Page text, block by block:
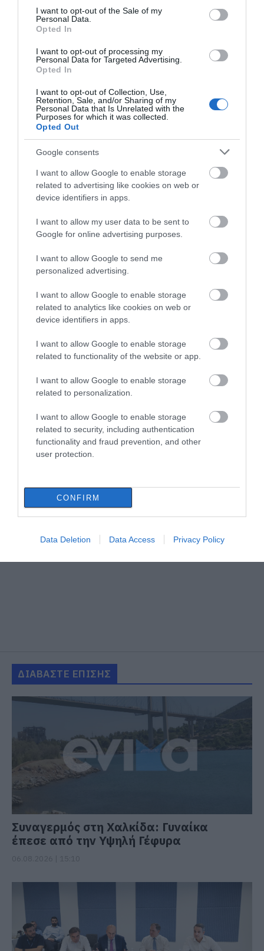
consent section.
I want to opt-out of the Sale of my
Personal Data.
Opted In
I want to opt-out of processing my
Personal Data for Targeted Advertising.
Opted In
I want to opt-out of Collection, Use,
Retention, Sale, and/or Sharing of my
Personal Data that Is Unrelated with the
Purposes for which it was collected.
Opted Out
Google consents
I want to allow Google to enable storage
related to advertising like cookies on web or
device identifiers in apps.
I want to allow my user data to be sent to
Google for online advertising purposes.
I want to allow Google to send me
personalized advertising.
I want to allow Google to enable storage
related to analytics like cookies on web or
device identifiers in apps.
I want to allow Google to enable storage
related to functionality of the website or app.
I want to allow Google to enable storage
related to personalization.
I want to allow Google to enable storage
related to security, including authentication
functionality and fraud prevention, and other
user protection.
CONFIRM
Data Deletion Data Access Privacy Policy
Ο μικρός μουσικός που έγινε το
πρόσωπο της βραδιάς σε
πανηγύρι της Εύβοιας
06.08.2026 | 12:45
έως το 2028 για την Ενέργεια
06.08.2026 | 12:30
Θλίψη στην Εύβοια: Άνδρας έχασε
την ζωή του
Σε αυτή την περιοχή
της Εύβοιας θα γίνει
σήμερα πανηγύρι
Έρχεται το 9ο
Αλιβεριώτικο
Αντάμωμα! Πότε και
πού θα γίνει
ΔΙΑΒΑΣΤΕ ΕΠΙΣΗΣ
Συναγερμός στη Χαλκίδα: Γυναίκα
έπεσε από την Υψηλή Γέφυρα